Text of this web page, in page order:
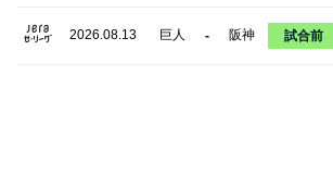
2026.08.13 巨人 - 阪神 試合前